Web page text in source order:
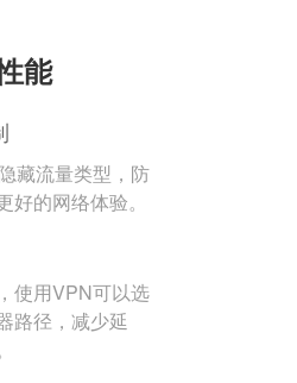
能
藏流量类型，防
好的网络体验。
使用VPN可以选
路径，减少延